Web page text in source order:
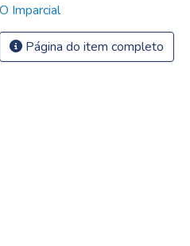
O Imparcial
Página do item completo